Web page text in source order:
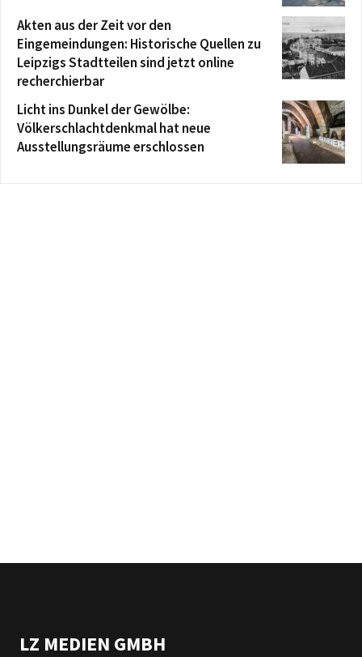
Akten aus der Zeit vor den
Eingemeindungen: Historische Quellen zu
Leipzigs Stadtteilen sind jetzt online
recherchierbar
Licht ins Dunkel der Gewölbe:
Völkerschlachtdenkmal hat neue
Ausstellungsräume erschlossen
LZ MEDIEN GMBH